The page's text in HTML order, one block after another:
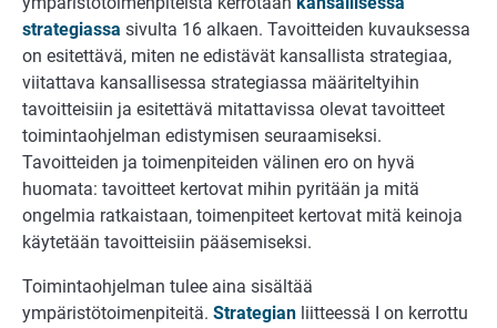
strategiassa sivulta 16 alkaen. Tavoitteiden kuvauksessa
on esitettävä, miten ne edistävät kansallista strategiaa,
viitattava kansallisessa strategiassa määriteltyihin
tavoitteisiin ja esitettävä mitattavissa olevat tavoitteet
toimintaohjelman edistymisen seuraamiseksi.
Tavoitteiden ja toimenpiteiden välinen ero on hyvä
huomata: tavoitteet kertovat mihin pyritään ja mitä
ongelmia ratkaistaan, toimenpiteet kertovat mitä keinoja
käytetään tavoitteisiin pääsemiseksi.
Toimintaohjelman tulee aina sisältää
ympäristötoimenpiteitä. Strategian liitteessä I on kerrottu